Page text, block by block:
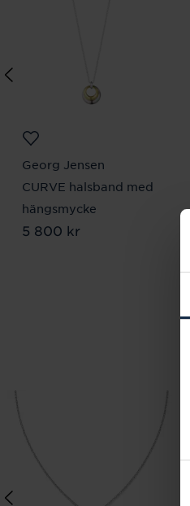
Georg Jensen
CURVE halsband med
hängsmycke
Pris:5 800 kr
5 800 kr